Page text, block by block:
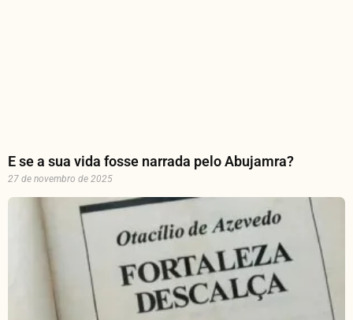
E se a sua vida fosse narrada pelo Abujamra?
27 de novembro de 2025